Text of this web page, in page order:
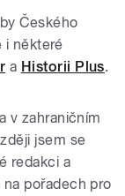
Českého
i některé
a Historii Plus.
v zahraničním
jsem se
redakci a
pořadech pro